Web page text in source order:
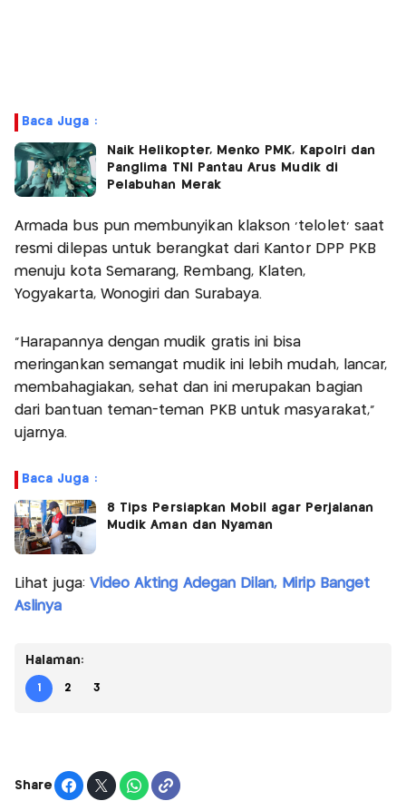
Baca Juga :
Naik Helikopter, Menko PMK, Kapolri dan
Panglima TNI Pantau Arus Mudik di
Pelabuhan Merak
Armada bus pun membunyikan klakson 'telolet' saat
resmi dilepas untuk berangkat dari Kantor DPP PKB
menuju kota Semarang, Rembang, Klaten,
Yogyakarta, Wonogiri dan Surabaya.
"Harapannya dengan mudik gratis ini bisa
meringankan semangat mudik ini lebih mudah, lancar,
membahagiakan, sehat dan ini merupakan bagian
dari bantuan teman-teman PKB untuk masyarakat,"
ujarnya.
Baca Juga :
8 Tips Persiapkan Mobil agar Perjalanan
Mudik Aman dan Nyaman
Lihat juga: Video Akting Adegan Dilan, Mirip Banget
Aslinya
Halaman:
1 2 3
Share